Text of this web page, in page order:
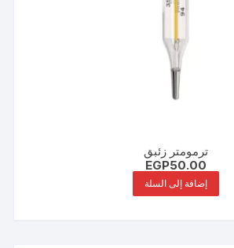
ترمومتر زئبق
EGP50.00
إضافة إلى السلة